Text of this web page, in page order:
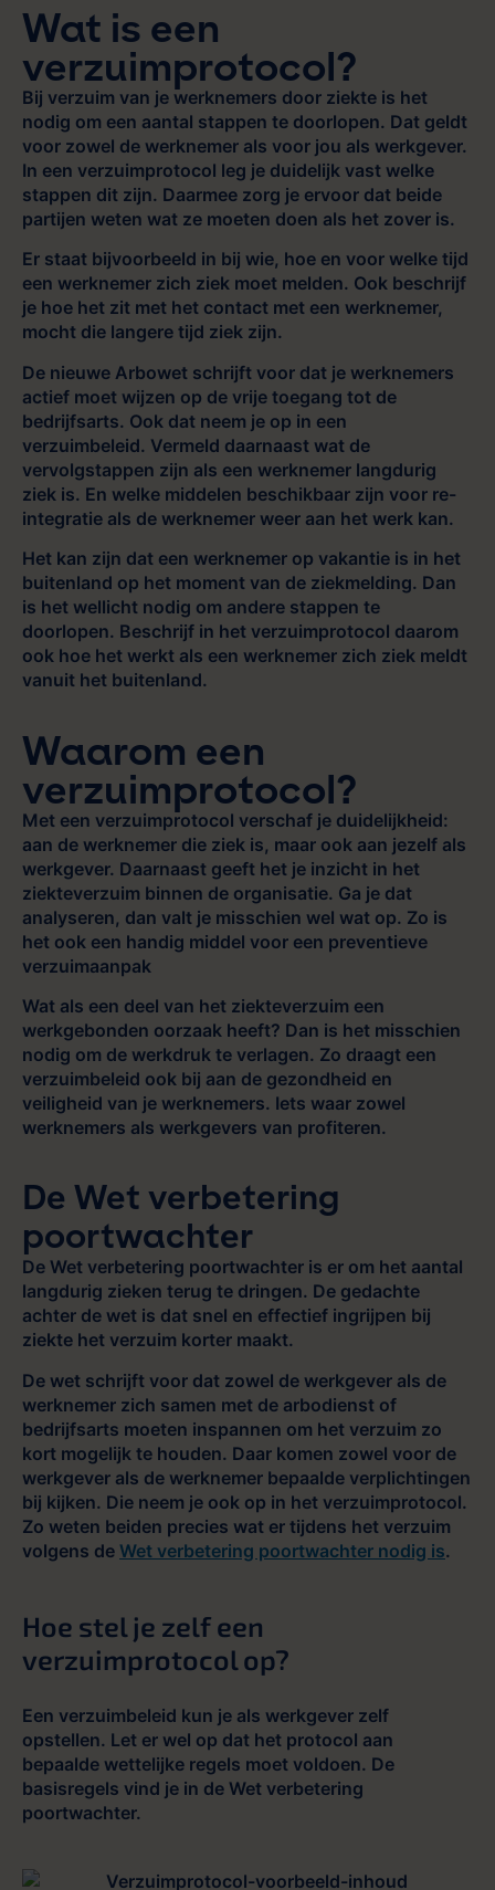
Wat is een
verzuimprotocol?
Bij verzuim van je werknemers door ziekte is het
nodig om een aantal stappen te doorlopen. Dat geldt
voor zowel de werknemer als voor jou als werkgever.
In een verzuimprotocol leg je duidelijk vast welke
stappen dit zijn. Daarmee zorg je ervoor dat beide
partijen weten wat ze moeten doen als het zover is.
Er staat bijvoorbeeld in bij wie, hoe en voor welke tijd
een werknemer zich ziek moet melden. Ook beschrijf
je hoe het zit met het contact met een werknemer,
mocht die langere tijd ziek zijn.
De nieuwe Arbowet schrijft voor dat je werknemers
actief moet wijzen op de vrije toegang tot de
bedrijfsarts. Ook dat neem je op in een
verzuimbeleid. Vermeld daarnaast wat de
vervolgstappen zijn als een werknemer langdurig
ziek is. En welke middelen beschikbaar zijn voor re-
integratie als de werknemer weer aan het werk kan.
Het kan zijn dat een werknemer op vakantie is in het
buitenland op het moment van de ziekmelding. Dan
is het wellicht nodig om andere stappen te
doorlopen. Beschrijf in het verzuimprotocol daarom
ook hoe het werkt als een werknemer zich ziek meldt
vanuit het buitenland.
Waarom een
verzuimprotocol?
Met een verzuimprotocol verschaf je duidelijkheid:
aan de werknemer die ziek is, maar ook aan jezelf als
werkgever. Daarnaast geeft het je inzicht in het
ziekteverzuim binnen de organisatie. Ga je dat
analyseren, dan valt je misschien wel wat op. Zo is
het ook een handig middel voor een preventieve
verzuimaanpak
Wat als een deel van het ziekteverzuim een
werkgebonden oorzaak heeft? Dan is het misschien
nodig om de werkdruk te verlagen. Zo draagt een
verzuimbeleid ook bij aan de gezondheid en
veiligheid van je werknemers. Iets waar zowel
werknemers als werkgevers van profiteren.
De Wet verbetering
poortwachter
De Wet verbetering poortwachter is er om het aantal
langdurig zieken terug te dringen. De gedachte
achter de wet is dat snel en effectief ingrijpen bij
ziekte het verzuim korter maakt.
De wet schrijft voor dat zowel de werkgever als de
werknemer zich samen met de arbodienst of
bedrijfsarts moeten inspannen om het verzuim zo
kort mogelijk te houden. Daar komen zowel voor de
werkgever als de werknemer bepaalde verplichtingen
bij kijken. Die neem je ook op in het verzuimprotocol.
Zo weten beiden precies wat er tijdens het verzuim
volgens de Wet verbetering poortwachter nodig is.
Hoe stel je zelf een
verzuimprotocol op?
Een verzuimbeleid kun je als werkgever zelf
opstellen. Let er wel op dat het protocol aan
bepaalde wettelijke regels moet voldoen. De
basisregels vind je in de Wet verbetering
poortwachter.